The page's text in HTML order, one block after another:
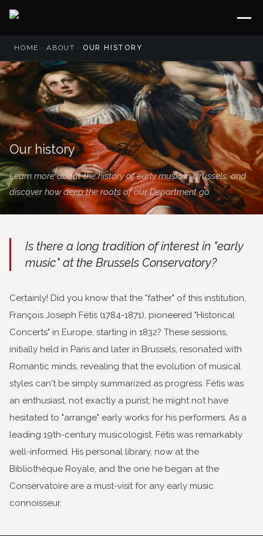
HOME —ABOUT — OUR HISTORY
ABOUT
Our history
Learn more about the history of early music in Brussels, and
discover how deep the roots of our Department go.
Is there a long tradition of interest in "early
music" at the Brussels Conservatory?
Certainly! Did you know that the "father" of this institution,
François Joseph Fétis (1784-1871), pioneered "Historical
Concerts" in Europe, starting in 1832? These sessions,
initially held in Paris and later in Brussels, resonated with
Romantic minds, revealing that the evolution of musical
styles can't be simply summarized as progress. Fétis was
an enthusiast, not exactly a purist; he might not have
hesitated to "arrange" early works for his performers. As a
leading 19th-century musicologist, Fétis was remarkably
well-informed. His personal library, now at the
Bibliothèque Royale, and the one he began at the
Conservatoire are a must-visit for any early music
connoisseur.